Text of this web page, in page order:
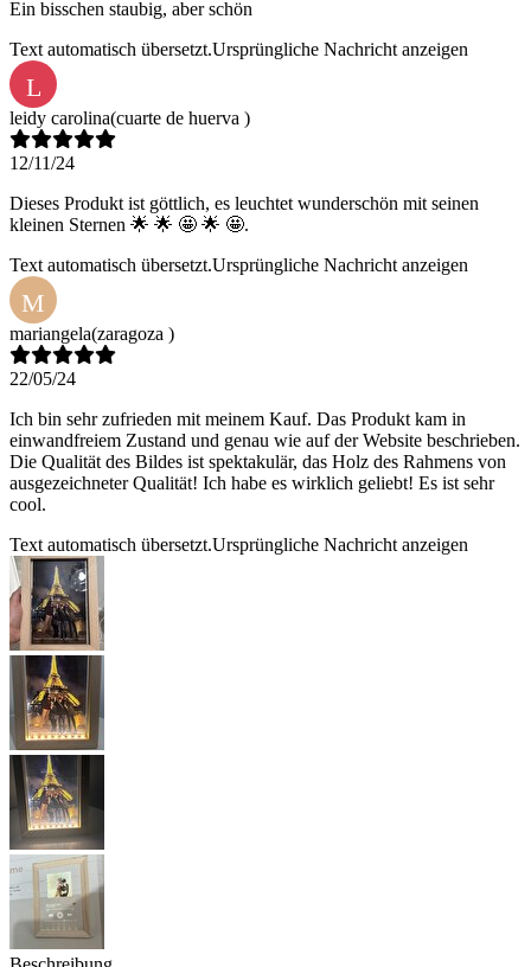
Ein bisschen staubig, aber schön
Text automatisch übersetzt.Ursprüngliche Nachricht anzeigen
L
leidy carolina(cuarte de huerva )
12/11/24
Dieses Produkt ist göttlich, es leuchtet wunderschön mit seinen
kleinen Sternen 🌟 🌟 🤩 🌟 🤩.
Text automatisch übersetzt.Ursprüngliche Nachricht anzeigen
M
mariangela(zaragoza )
22/05/24
Ich bin sehr zufrieden mit meinem Kauf. Das Produkt kam in
einwandfreiem Zustand und genau wie auf der Website beschrieben.
Die Qualität des Bildes ist spektakulär, das Holz des Rahmens von
ausgezeichneter Qualität! Ich habe es wirklich geliebt! Es ist sehr
cool.
Text automatisch übersetzt.Ursprüngliche Nachricht anzeigen